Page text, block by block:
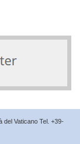
del Vaticano Tel. +39-